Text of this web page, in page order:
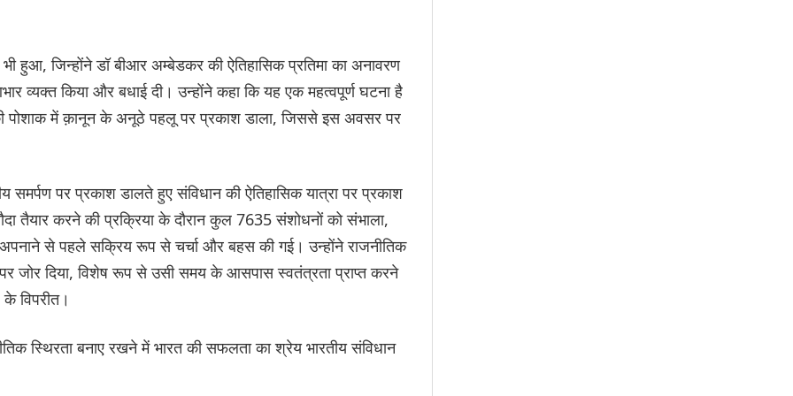
हुआ, जिन्होंने डॉ बीआर अम्बेडकर की ऐतिहासिक प्रतिमा का अनावरण
व्यक्त किया और बधाई दी। उन्होंने कहा कि यह एक महत्वपूर्ण घटना है
पोशाक में क़ानून के अनूठे पहलू पर प्रकाश डाला, जिससे इस अवसर पर
पर प्रकाश डालते हुए संविधान की ऐतिहासिक यात्रा पर प्रकाश
तैयार करने की प्रक्रिया के दौरान कुल 7635 संशोधनों को संभाला,
से पहले सक्रिय रूप से चर्चा और बहस की गई। उन्होंने राजनीतिक
जोर दिया, विशेष रूप से उसी समय के आसपास स्वतंत्रता प्राप्त करने
विपरीत।
स्थिरता बनाए रखने में भारत की सफलता का श्रेय भारतीय संविधान